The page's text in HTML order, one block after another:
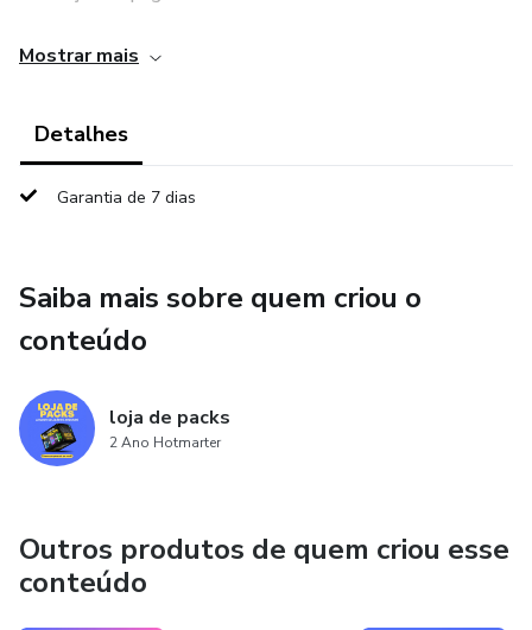
✅ Hospedagem e criação de sites
✅ Anúncios no Facebook e Google
✅ Landing Page para plano de saúde
✅ Guia com 10 passos para montar seu negócio online
✅ Criação de capas 3D personalizadas
✅ Criação de posts para área médica
💼 Seja dono de todos esses produtos e comece agora a
Mostrar mais
Detalhes
Garantia de 7 dias
Saiba mais sobre quem criou o
conteúdo
loja de packs
2 Ano Hotmarter
Outros produtos de quem criou esse
conteúdo